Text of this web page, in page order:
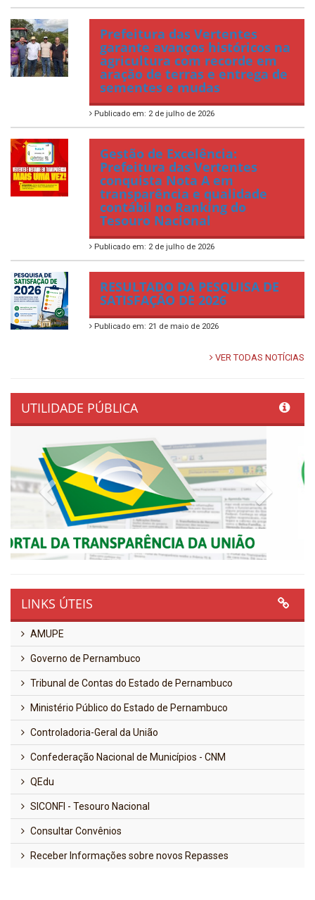
Prefeitura das Vertentes
garante avanços históricos na
agricultura com recorde em
aração de terras e entrega de
sementes e mudas
Publicado em: 2 de julho de 2026
Gestão de Excelência:
Prefeitura das Vertentes
conquista Nota A em
transparência e qualidade
contábil no Ranking do
Tesouro Nacional
Publicado em: 2 de julho de 2026
RESULTADO DA PESQUISA DE
SATISFAÇÃO DE 2026
Publicado em: 21 de maio de 2026
VER TODAS NOTÍCIAS
UTILIDADE PÚBLICA
Previous Next
LINKS ÚTEIS
AMUPE
Governo de Pernambuco
Tribunal de Contas do Estado de Pernambuco
Ministério Público do Estado de Pernambuco
Controladoria-Geral da União
Confederação Nacional de Municípios - CNM
QEdu
SICONFI - Tesouro Nacional
Consultar Convênios
Receber Informações sobre novos Repasses